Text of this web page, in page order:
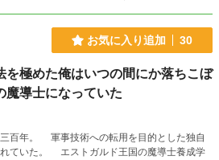
お気に入り追加 30
を極めた俺はいつの間にか落ちこぼ
魔導士になっていた
的とした独自
国の魔導士養成学